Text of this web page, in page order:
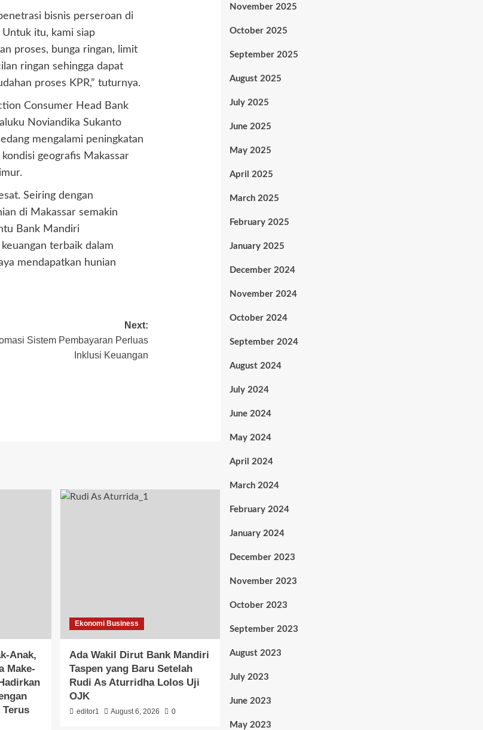
bisnis perseroan di
itu, kami siap
proses, bunga ringan, limit
ringan sehingga dapat
proses KPR,” tuturnya.
Consumer Head Bank
Noviandika Sukanto
mengalami peningkatan
geografis Makassar
Seiring dengan
di Makassar semakin
Bank Mandiri
terbaik dalam
mendapatkan hunian
Next:
Sistem Pembayaran Perluas
Inklusi Keuangan
Anak,
Make-
Ekonomi Business
Ada Wakil Dirut Bank Mandiri
Taspen yang Baru Setelah
Rudi As Aturridha Lolos Uji
OJK
editor1 August 6, 2026 0
November 2025
October 2025
September 2025
August 2025
July 2025
June 2025
May 2025
April 2025
March 2025
February 2025
January 2025
December 2024
November 2024
October 2024
September 2024
August 2024
July 2024
June 2024
May 2024
April 2024
March 2024
February 2024
January 2024
December 2023
November 2023
October 2023
September 2023
August 2023
July 2023
June 2023
May 2023